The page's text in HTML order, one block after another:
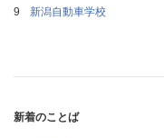
新潟自動車学校
新着のことば